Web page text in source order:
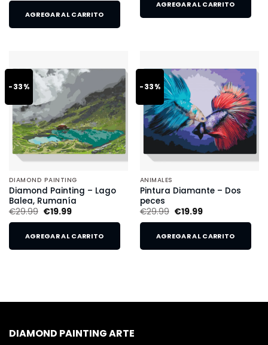
AGREGAR AL CARRITO
AGREGAR AL CARRITO
-33%
DIAMOND PAINTING
Diamond Painting – Lago
Balea, Rumanía
€29.99 €19.99
AGREGAR AL CARRITO
-33%
ANIMALES
Pintura Diamante – Dos
peces
€29.99 €19.99
AGREGAR AL CARRITO
DIAMOND PAINTING ARTE